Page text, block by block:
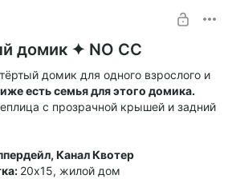
домик ✦ NO CC
домик для одного взрослого и
есть семья для этого домика.
с прозрачной крышей и задний
Канал Квотер
20х15, жилой дом